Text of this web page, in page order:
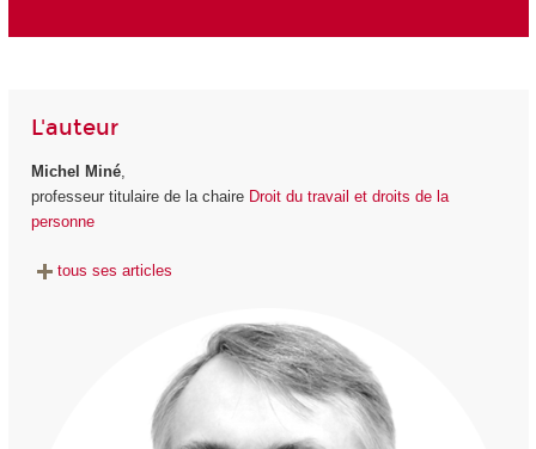
L'auteur
Michel Miné,
professeur titulaire de la chaire Droit du travail et droits de la
personne
tous ses articles